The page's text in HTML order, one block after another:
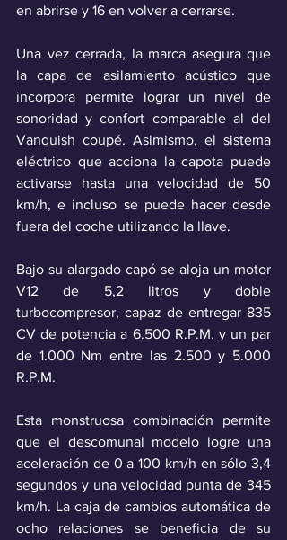
en abrirse y 16 en volver a cerrarse.
Una vez cerrada, la marca asegura que
la capa de asilamiento acústico que
incorpora permite lograr un nivel de
sonoridad y confort comparable al del
Vanquish coupé. Asimismo, el sistema
eléctrico que acciona la capota puede
activarse hasta una velocidad de 50
km/h, e incluso se puede hacer desde
fuera del coche utilizando la llave.
Bajo su alargado capó se aloja un motor
V12 de 5,2 litros y doble
turbocompresor, capaz de entregar 835
CV de potencia a 6.500 R.P.M. y un par
de 1.000 Nm entre las 2.500 y 5.000
R.P.M.
Esta monstruosa combinación permite
que el descomunal modelo logre una
aceleración de 0 a 100 km/h en sólo 3,4
segundos y una velocidad punta de 345
km/h. La caja de cambios automática de
ocho relaciones se beneficia de su